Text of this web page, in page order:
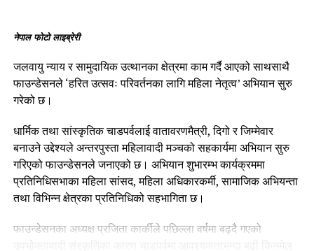
नेपाल फोटो लाइब्रेरी
जलवायु न्याय र सामुदायिक उत्थानका क्षेत्रमा काम गर्दै आएको साथसाथै
फाउन्डेसनले ‘हरित उत्सवः परिवर्तनका लागि महिला नेतृत्व’ अभियान सुरु
गरेको छ।
धार्मिक तथा सांस्कृतिक चाडपर्वलाई वातावरणमैत्री, दिगो र जिम्मेवार
बनाउने उद्देश्यले अन्तरपुस्ता महिलावादी मञ्चको सहकार्यमा अभियान सुरु
गरिएको फाउन्डेसनले जनाएको छ। अभियान शुभारम्भ कार्यक्रममा
प्रतिनिधिसभाका महिला सांसद, महिला अधिकारकर्मी, सामाजिक अभियन्ता
तथा विभिन्न क्षेत्रका प्रतिनिधिको सहभागिता छ।
फाउन्डेसनका अध्यक्ष प्रजिता कार्कीले पछिल्ला वर्षमा बढ्दै गएको